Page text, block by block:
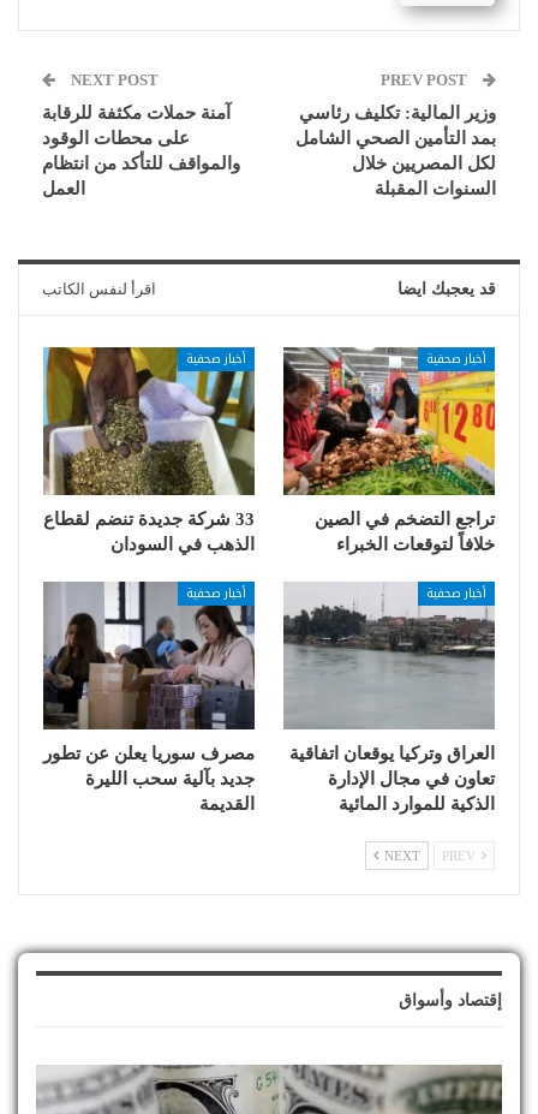
وزير المالية: تكليف رئاسي
بمد التأمين الصحي الشامل
لكل المصريين خلال
السنوات المقبلة
NEXT POST
آمنة حملات مكثفة للرقابة
على محطات الوقود
والمواقف للتأكد من انتظام
العمل
قد يعجبك ايضا اقرأ لنفس الكاتب
أخبار صحفية
تراجع التضخم في الصين
خلافاً لتوقعات الخبراء
أخبار صحفية
33 شركة جديدة تنضم لقطاع
الذهب في السودان
أخبار صحفية
العراق وتركيا يوقعان اتفاقية
تعاون في مجال الإدارة
الذكية للموارد المائية
أخبار صحفية
مصرف سوريا يعلن عن تطور
جديد بآلية سحب الليرة
القديمة
NEXT
إقتصاد وأسواق